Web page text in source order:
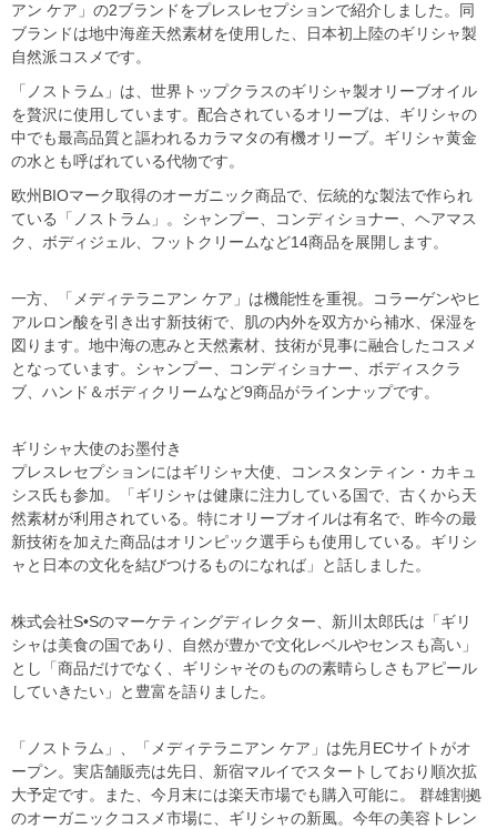
アン ケア」の2ブランドをプレスレセプションで紹介しました。同
ブランドは地中海産天然素材を使用した、日本初上陸のギリシャ製
自然派コスメです。
「ノストラム」は、世界トップクラスのギリシャ製オリーブオイル
を贅沢に使用しています。配合されているオリーブは、ギリシャの
中でも最高品質と謳われるカラマタの有機オリーブ。ギリシャ黄金
の水とも呼ばれている代物です。
欧州BIOマーク取得のオーガニック商品で、伝統的な製法で作られ
ている「ノストラム」。シャンプー、コンディショナー、ヘアマス
ク、ボディジェル、フットクリームなど14商品を展開します。
一方、「メディテラニアン ケア」は機能性を重視。コラーゲンやヒ
アルロン酸を引き出す新技術で、肌の内外を双方から補水、保湿を
図ります。地中海の恵みと天然素材、技術が見事に融合したコスメ
となっています。シャンプー、コンディショナー、ボディスクラ
ブ、ハンド＆ボディクリームなど9商品がラインナップです。
ギリシャ大使のお墨付き
プレスレセプションにはギリシャ大使、コンスタンティン・カキュ
シス氏も参加。「ギリシャは健康に注力している国で、古くから天
然素材が利用されている。特にオリーブオイルは有名で、昨今の最
新技術を加えた商品はオリンピック選手らも使用している。ギリシ
ャと日本の文化を結びつけるものになれば」と話しました。
株式会社S•Sのマーケティングディレクター、新川太郎氏は「ギリ
シャは美食の国であり、自然が豊かで文化レベルやセンスも高い」
とし「商品だけでなく、ギリシャそのものの素晴らしさもアピール
していきたい」と豊富を語りました。
「ノストラム」、「メディテラニアン ケア」は先月ECサイトがオ
ープン。実店舗販売は先日、新宿マルイでスタートしており順次拡
大予定です。また、今月末には楽天市場でも購入可能に。 群雄割拠
のオーガニックコスメ市場に、ギリシャの新風。今年の美容トレン